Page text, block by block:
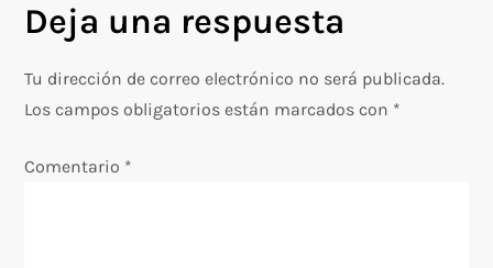
g
a
Deja una respuesta
Tu dirección de correo electrónico no será publicada.
Los campos obligatorios están marcados con *
Comentario *